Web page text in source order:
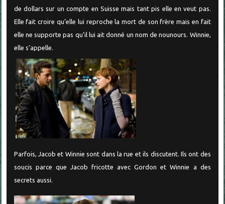
de dollars sur un compte en Suisse mais tant pis elle en veut pas.
Elle fait croire qu’elle lui reproche la mort de son frère mais en fait
elle ne supporte pas qu’il lui ait donné un nom de nounours. Winnie,
elle s’appelle.
Parfois, Jacob et Winnie sont dans la rue et ils discutent. Ils ont des
soucis parce que Jacob fricotte avec Gordon et Winnie a des
secrets aussi.